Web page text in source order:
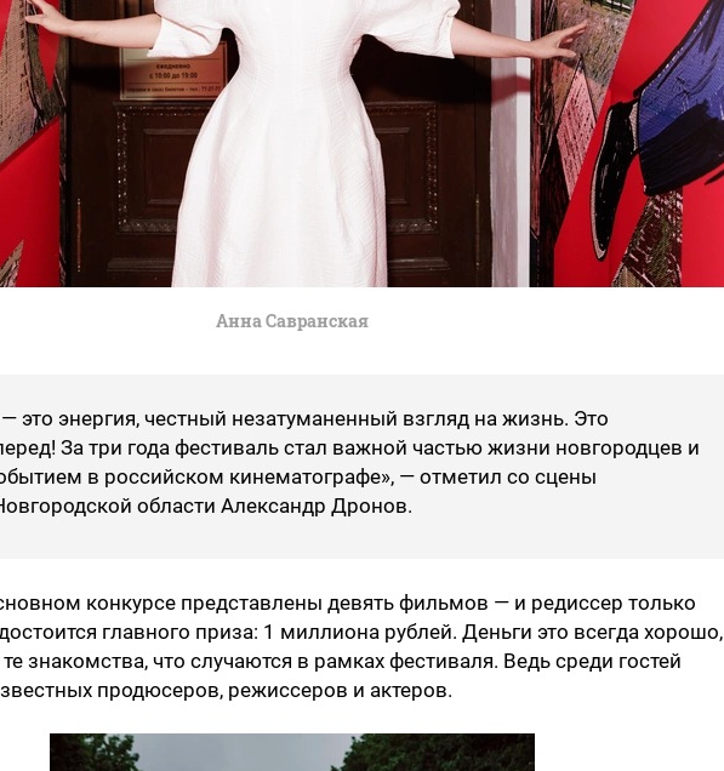
Анна Савранская
это энергия, честный незатуманенный взгляд на жизнь. Это
За три года фестиваль стал важной частью жизни новгородцев и
в российском кинематографе», — отметил со сцены
области Александр Дронов.
конкурсе представлены девять фильмов — и редиссер только
главного приза: 1 миллиона рублей. Деньги это всегда хорошо,
знакомства, что случаются в рамках фестиваля. Ведь среди гостей
продюсеров, режиссеров и актеров.